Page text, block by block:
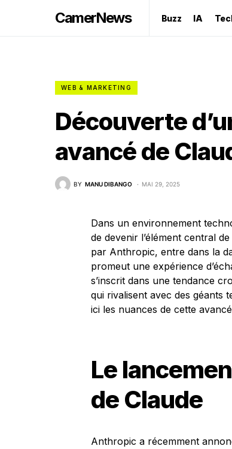
CamerNews Buzz IA
WEB & MARKETING
Découverte
avancé de
BY MANU DIBANGO MAI 29, 2025
Dans un environnement
de devenir l’élément central
par Anthropic, entre dans la
promeut une expérience
s’inscrit dans une tendance
qui rivalisent avec des géants
ici les nuances de cette
Le
de Claude
Anthropic a récemment